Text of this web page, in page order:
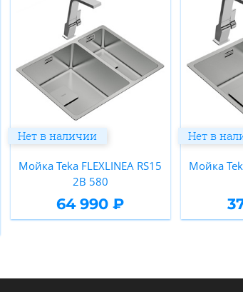
Мойка Teka FLEXLINEA RS15
2B 580
64 990 ₽
Нет в наличии
Мойка
Нет в